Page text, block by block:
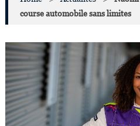
course automobile sans limites